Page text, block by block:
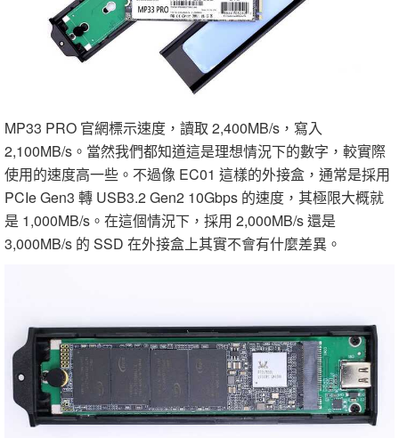
MP33 PRO 官網標示速度，讀取 2,400MB/s，寫入
2,100MB/s。當然我們都知道這是理想情況下的數字，較實際
使用的速度高一些。不過像 EC01 這樣的外接盒，通常是採用
PCIe Gen3 轉 USB3.2 Gen2 10Gbps 的速度，其極限大概就
是 1,000MB/s。在這個情況下，採用 2,000MB/s 還是
3,000MB/s 的 SSD 在外接盒上其實不會有什麼差異。